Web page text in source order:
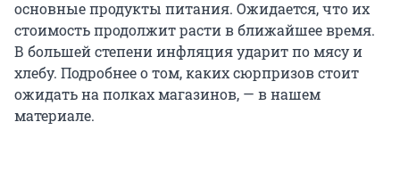
основные продукты питания. Ожидается, что их
стоимость продолжит расти в ближайшее время.
В большей степени инфляция ударит по мясу и
хлебу. Подробнее о том, каких сюрпризов стоит
ожидать на полках магазинов, — в нашем
материале.